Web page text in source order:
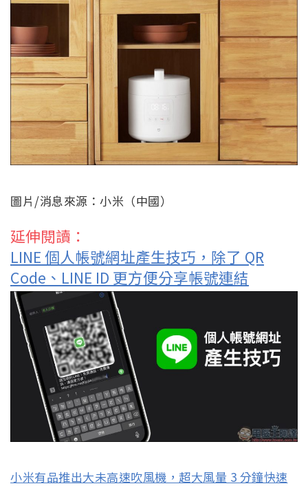
圖片/消息來源：小米（中國）
延伸閱讀：
LINE 個人帳號網址產生技巧，除了 QR
Code、LINE ID 更方便分享帳號連結
小米有品推出大未高速吹風機，超大風量 3 分鐘快速